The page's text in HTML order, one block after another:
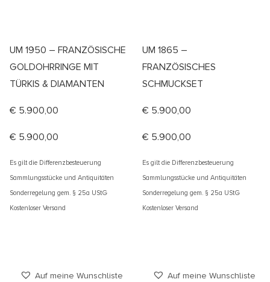
UM 1950 – FRANZÖSISCHE
GOLDOHRRINGE MIT
TÜRKIS & DIAMANTEN
€ 5.900,00
€ 5.900,00
Es gilt die Differenzbesteuerung
Sammlungsstücke und Antiquitäten
Sonderregelung gem. § 25a UStG
Kostenloser Versand
UM 1865 –
FRANZÖSISCHES
SCHMUCKSET
€ 5.900,00
€ 5.900,00
Es gilt die Differenzbesteuerung
Sammlungsstücke und Antiquitäten
Sonderregelung gem. § 25a UStG
Kostenloser Versand
Auf meine Wunschliste Auf meine Wunschliste